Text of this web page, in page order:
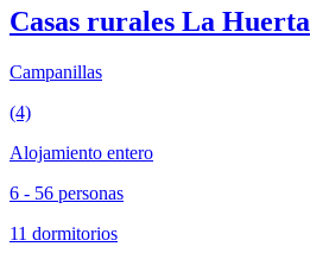
Casas rurales La Huerta
Campanillas
(4)
Alojamiento entero
6 - 56 personas
11 dormitorios